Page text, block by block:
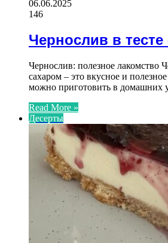
06.06.2025
146
Чернослив в тесте
Чернослив: полезное лакомство
сахаром – это вкусное и
можно приготовить в домашних
Read More »
Десерты